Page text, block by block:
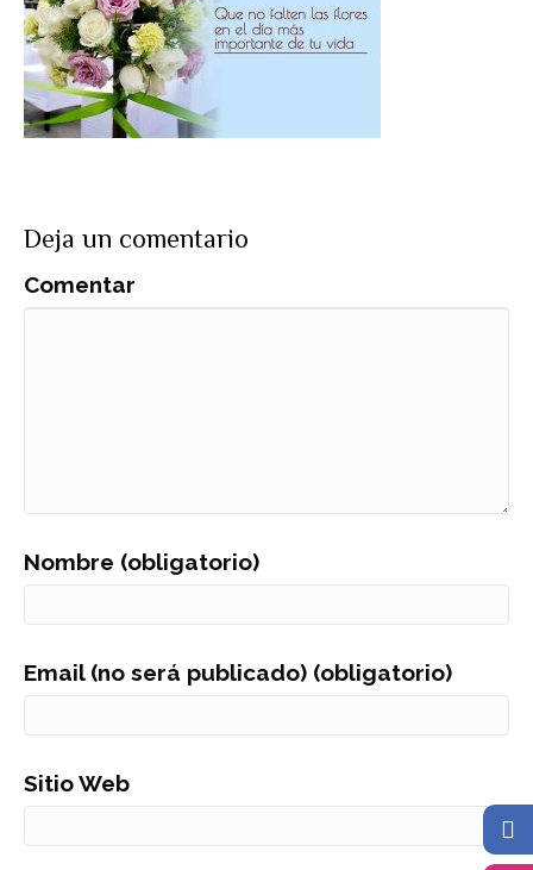
Deja un comentario
Comentar
Nombre (obligatorio)
Email (no será publicado) (obligatorio)
Sitio Web